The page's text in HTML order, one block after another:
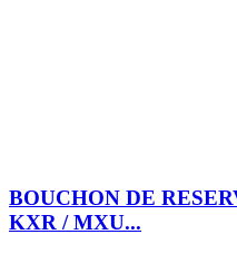
BOUCHON DE
KXR / MXU...